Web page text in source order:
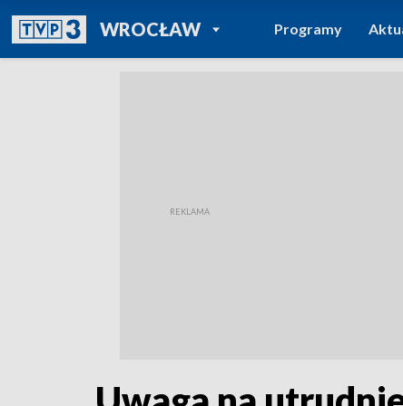
WROCŁAWPOWRÓT DO
TVP REGIONY
Programy